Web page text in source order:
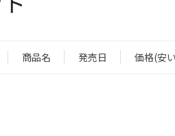
商品名 発売日 価格(安